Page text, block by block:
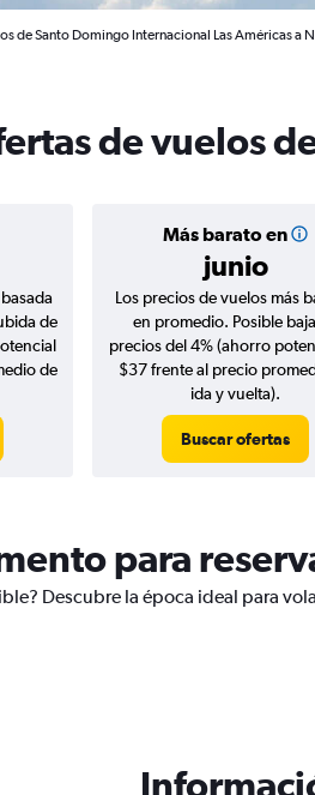
de Santo Domingo Internacional Las Américas a
de vuelos
Más barato en
junio
de
de
Los precios de vuelos más
en promedio. Posible
precios del 4% (ahorro
$37 frente al precio
ida y vuelta).
Buscar ofertas
para
Descubre la época ideal para